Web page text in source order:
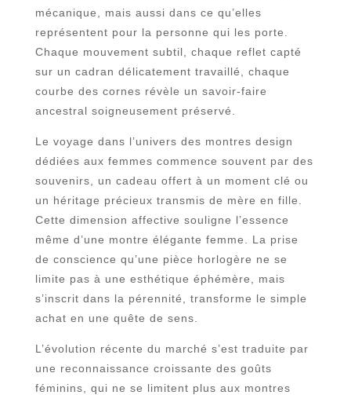
mécanique, mais aussi dans ce qu’elles
représentent pour la personne qui les porte.
Chaque mouvement subtil, chaque reflet capté
sur un cadran délicatement travaillé, chaque
courbe des cornes révèle un savoir-faire
ancestral soigneusement préservé.
Le voyage dans l’univers des montres design
dédiées aux femmes commence souvent par des
souvenirs, un cadeau offert à un moment clé ou
un héritage précieux transmis de mère en fille.
Cette dimension affective souligne l’essence
même d’une montre élégante femme. La prise
de conscience qu’une pièce horlogère ne se
limite pas à une esthétique éphémère, mais
s’inscrit dans la pérennité, transforme le simple
achat en une quête de sens.
L’évolution récente du marché s’est traduite par
une reconnaissance croissante des goûts
féminins, qui ne se limitent plus aux montres